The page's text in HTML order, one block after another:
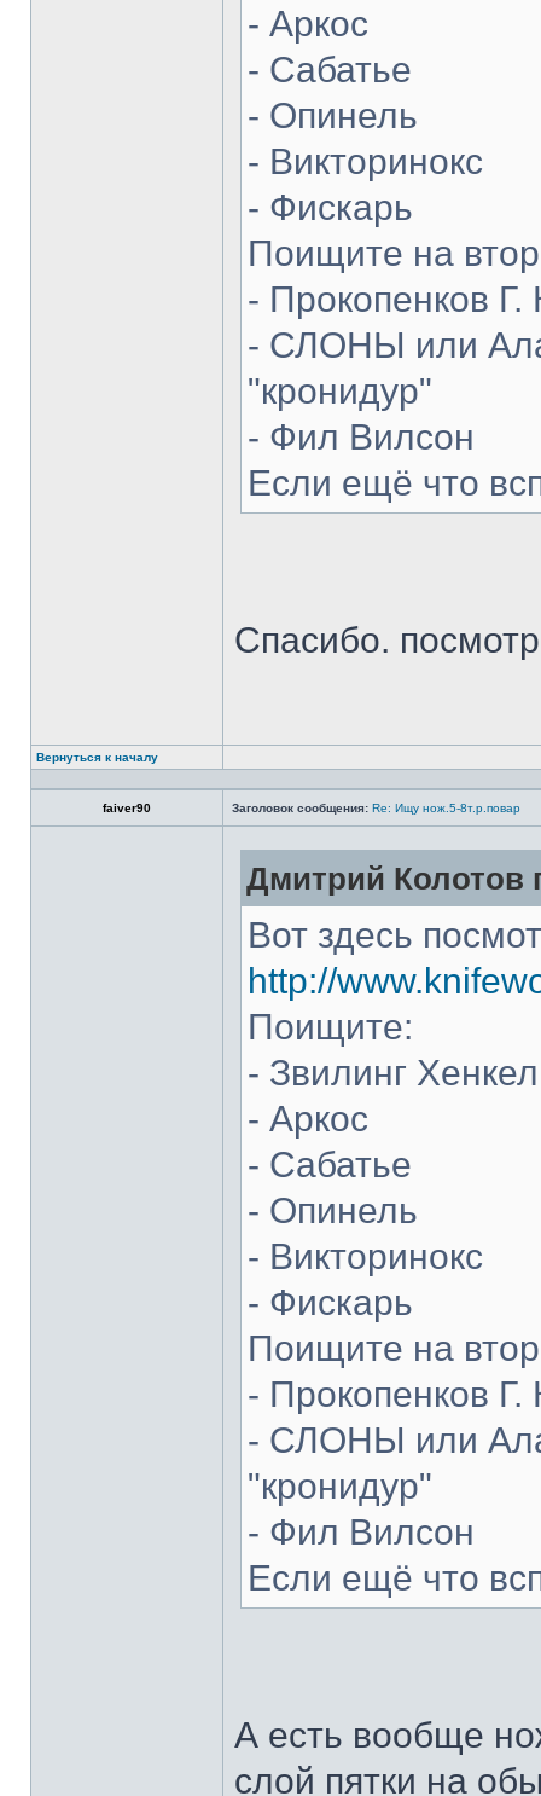
- Аркос
- Сабатье
- Опинель
- Викторинокс
- Фискарь
Поищите на
- Прокопенков Г.
- СЛОНЫ или
"кронидур"
- Фил Вилсон
Если ещё что
Спасибо.
Вернуться к началу
faiver90 Заголовок сообщения: Re: Ищу нож.5-8т.р.повар
Дмитрий Колотов
Вот здесь
http://
Поищите:
- Звилинг
- Аркос
- Сабатье
- Опинель
- Викторинокс
- Фискарь
Поищите на
- Прокопенков Г.
- СЛОНЫ или
"кронидур"
- Фил Вилсон
Если ещё что
А есть вообще
слой пятки на